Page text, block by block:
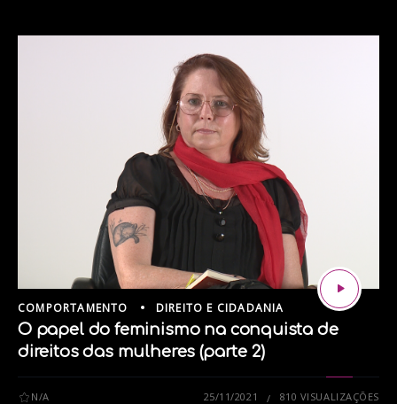
COMPORTAMENTO DIREITO E CIDADANIA
O papel do feminismo na conquista de
direitos das mulheres (parte 2)
N/A 25/11/2021 810 VISUALIZAÇÕES